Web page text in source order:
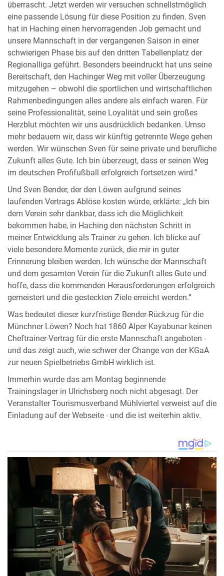
überrascht. Jetzt werden wir versuchen schnellstmöglich
eine passende Lösung für diese Position zu finden. Sven
hat in Haching einen hervorragenden Job gemacht und
unsere Mannschaft in der vergangenen Saison in einer
schwierigen Phase bis auf den dritten Tabellenplatz der
Regionalliga geführt. Besonders beeindruckt hat uns seine
Bereitschaft, den Hachinger Weg mit voller Überzeugung
mitzugehen – obwohl die sportlichen und wirtschaftlichen
Rahmenbedingungen alles andere als einfach waren. Für
seine Professionalität, seine Loyalität und sein großes
Herzblut möchten wir uns ausdrücklich bedanken. Umso
mehr bedauern wir, dass wir künftig getrennte Wege gehen
werden. Wir wünschen Sven für seine private und berufliche
Zukunft alles Gute. Ich bin überzeugt, dass er seinen Weg
im deutschen Profifußball erfolgreich fortsetzen wird.”
Und Sven Bender, der den Löwen aufgrund seines
laufenden Vertrags Ablöse kosten würde, erklärte: „Ich bin
dem Verein sehr dankbar, dass ich die Möglichkeit
bekommen habe, in Haching den nächsten Schritt in
meiner Entwicklung als Trainer zu gehen. Ich blicke auf
viele besondere Momente zurück, die mir in guter
Erinnerung bleiben werden. Ich wünsche der Mannschaft
und dem gesamten Verein für die Zukunft alles Gute und
hoffe, dass die kommenden Herausforderungen erfolgreich
gemeistert und die gesteckten Ziele erreicht werden.”
Was bedeutet dieser kurzfristige Bender-Rückzug für die
Münchner Löwen? Noch hat 1860 Alper Kayabunar keinen
Cheftrainer-Vertrag für die erste Mannschaft angeboten -
und das zeigt auch, wie schwer der Change von der KGaA
zur neuen Spielbetriebs-GmbH wirklich ist.
Immerhin wurde das am Montag beginnende
Trainingslager in Ulrichsberg noch nicht abgesagt. Der
Veranstalter Tourismusverband Mühlviertel verweist auf die
Einladung auf der Webseite - und die ist weiterhin aktiv.